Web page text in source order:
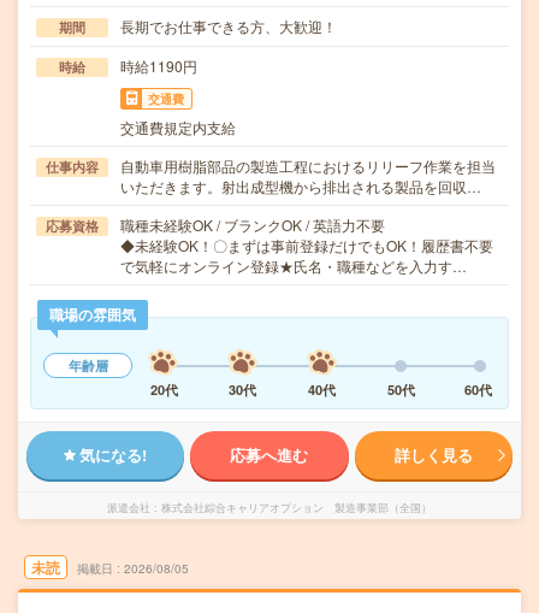
期間 長期でお仕事できる方、大歓迎！
時給 時給1190円
交通費
交通費規定内支給
仕事内容
自動車用樹脂部品の製造工程におけるリリーフ作業を担当
いただきます。射出成型機から排出される製品を回収…
応募資格
職種未経験OK / ブランクOK / 英語力不要
◆未経験OK！〇まずは事前登録だけでもOK！履歴書不要
で気軽にオンライン登録★氏名・職種などを入力す…
職場の雰囲気
年齢層
20代
30代 40代 50代 60代
気になる! 応募へ進む 詳しく見る
派遣会社 株式会社綜合キャリアオプション 製造事業部（全国）
未読 掲載日 2026/08/05